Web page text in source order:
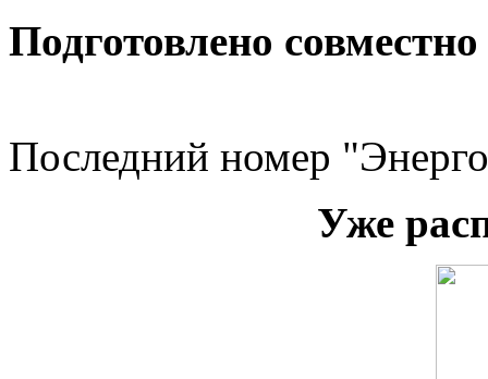
Подготовлено
Последний номер
Уже